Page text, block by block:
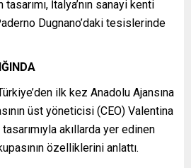
tasarımı, İtalya’nın sanayi kenti
Dugnano’daki tesislerinde
ilk kez Anadolu Ajansına
üst yöneticisi (CEO) Valentina
akıllarda yer edinen
özelliklerini anlattı.